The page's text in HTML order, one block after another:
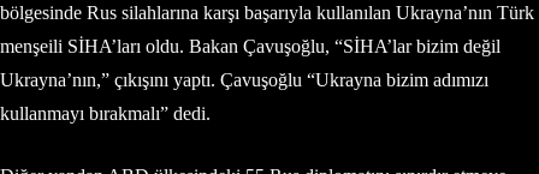
bölgesinde Rus silahlarına karşı başarıyla kullanılan Ukrayna’nın Türk
menşeili SİHA’ları oldu. Bakan Çavuşoğlu, “SİHA’lar bizim değil
Ukrayna’nın,” çıkışını yaptı. Çavuşoğlu “Ukrayna bizim adımızı
kullanmayı bırakmalı” dedi.